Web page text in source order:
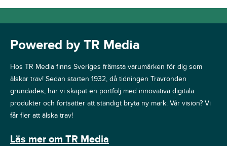
Powered by TR Media
Hos TR Media finns Sveriges främsta varumärken för dig som
älskar trav! Sedan starten 1932, då tidningen Travronden
grundades, har vi skapat en portfölj med innovativa digitala
produkter och fortsätter att ständigt bryta ny mark. Vår vision? Vi
får fler att älska trav!
Läs mer om TR Media